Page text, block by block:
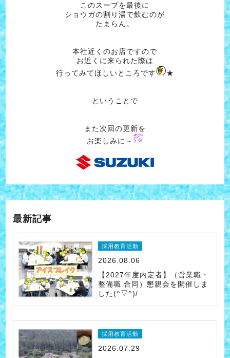
このスープを最後に
ショウガの割り湯で飲むのが
たまらん。
本社近くのお店ですので
お近くに来られた際は
行ってみてほしいところです
★
ということで
また次回の更新を
お楽しみに～
最新記事
採用教育活動
2026.08.06
【2027年度内定者】（営業職・
整備職 合同）懇親会を開催しま
した(^▽^)/
採用教育活動
2026.07.29